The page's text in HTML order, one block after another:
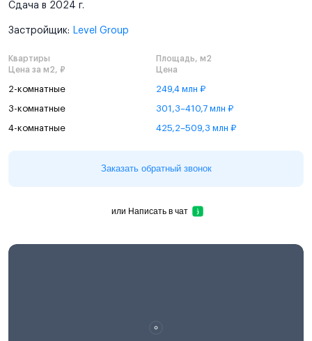
Сдача в 2024 г.
Застройщик: Level Group
Квартиры
Площадь, м2
Цена за м2, ₽
Цена
2-комнатные 249,4 млн ₽
3-комнатные 301,3–410,7 млн ₽
4-комнатные 425,2–509,3 млн ₽
Заказать обратный звонок
или Написать в чат